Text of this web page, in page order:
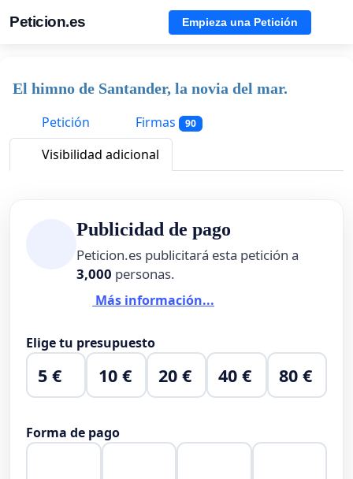
Peticion.es Empieza una Petición
El himno de Santander, la novia del mar.
Petición
Firmas 90
Visibilidad adicional
Publicidad de pago
Peticion.es publicitará esta petición a
3,000 personas.
Más información...
Elige tu presupuesto
5 € 10 € 20 € 40 € 80 €
Forma de pago